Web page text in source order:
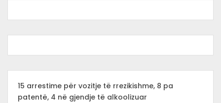
15 arrestime për vozitje të rrezikishme, 8 pa
patentë, 4 në gjendje të alkoolizuar